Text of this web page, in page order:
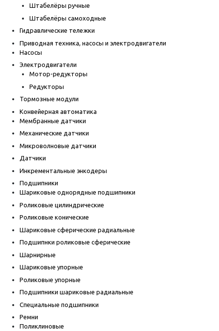
Штабелёры ручные
Штабелёры самоходные
Гидравлические тележки
Приводная техника, насосы и электродвигатели
Насосы
Электродвигатели
Мотор-редукторы
Редукторы
Тормозные модули
Конвейерная автоматика
Мембранные датчики
Механические датчики
Микроволновые датчики
Датчики
Инкрементальные энкодеры
Подшипники
Шариковые однорядные подшипники
Роликовые цилиндрические
Роликовые конические
Шариковые сферические радиальные
Подшипнки роликовые сферические
Шарнирные
Шариковые упорные
Роликовые упорные
Подшипники шариковые радиальные
Специальные подшипники
Ремни
Поликлиновые